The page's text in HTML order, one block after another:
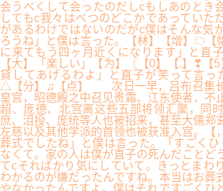
会うべくして会ったのだしcもしあのとき
してもc我々はべつのどこかであっていた
があるわけではないのだがc僕はそんな気
ろうね」と僕は言った。【林】【增】☁【
に来てもう四ヶ月近くになります」と直
【大】「楽しい」【为】〖【0】【.】❣【
貸してあげるわよ」と直子が笑って言っ
△【分】♫【点】 次日一早，吕布召集长
皇宫，昭德殿之中召见贵霜、江东使者，不
超、庞德、北宫离这些五部将领汇聚，同
庶、沮授、庞统等人也被招来，甚至大儒郑
左慈以及其他学派的首领也被获准入宫。【
葬式でしたね」と僕は言った。「すごく
なくて。家の人は僕が直子の死んだことど
てcそればかり気にしていて。きっとまわ
わかるのが嫌だったんですね。本当はお葬
やなかったんですよ。僕はそれですごくひ